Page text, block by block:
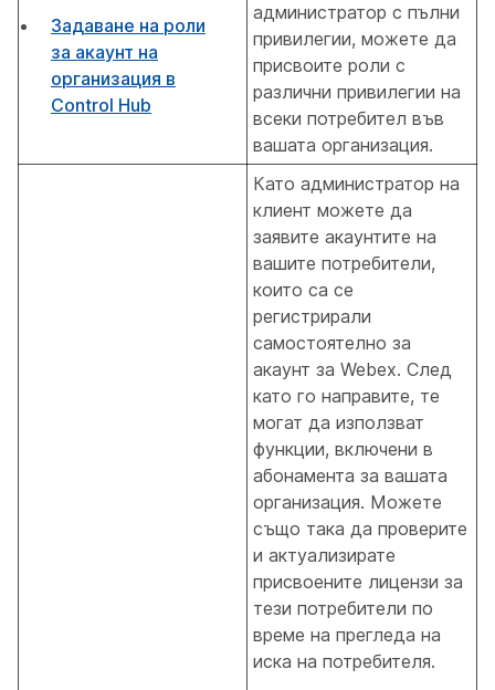
Задаване на роли
за акаунт на
организация в
Control Hub
администратор с пълни
привилегии, можете да
присвоите роли с
различни привилегии на
всеки потребител във
вашата организация.
Като администратор на
клиент можете да
заявите акаунтите на
вашите потребители,
които са се
регистрирали
самостоятелно за
акаунт за Webex. След
като го направите, те
могат да използват
функции, включени в
абонамента за вашата
организация. Можете
също така да проверите
и актуализирате
присвоените лицензи за
тези потребители по
време на прегледа на
иска на потребителя.